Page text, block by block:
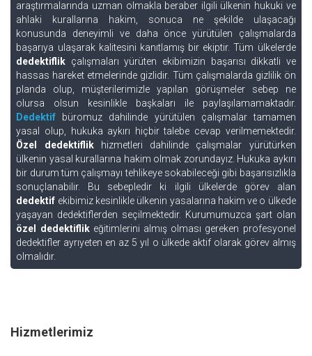
araştırmalarında uzman olmakla beraber ilgili ülkenin hukuki ve
ahlaki kurallarına hakim, sonuca ne şekilde ulaşacağı
konusunda deneyimli ve daha önce yürütülen çalışmalarda
başarıya ulaşarak kalitesini kanıtlamış bir ekiptir. Tüm ülkelerde
dedektiflik çalışmaları yürüten ekibimizin başarısı dikkatli ve
hassas hareket etmelerinde gizlidir. Tüm çalışmalarda gizlilik ön
planda olup, müşterilerimizle yapılan görüşmeler sebep ne
olursa olsun kesinlikle başkaları ile paylaşılamamaktadır.
Dedektif büromuz dahilinde yürütülen çalışmalar tamamen
yasal olup, hukuka aykırı hiçbir talebe cevap verilmemektedir.
Özel dedektiflikhizmetleri dahilinde çalışmalar yürütürken
ülkenin yasal kurallarına hakim olmak zorundayız. Hukuka aykırı
bir durum tüm çalışmayı tehlikeye sokabileceği gibi başarısızlıkla
sonuçlanabilir. Bu sebepledir ki ilgili ülkelerde görev alan
dedektif ekibimiz kesinlikle ülkenin yasalarına hakim ve o ülkede
yaşayan dedektiflerden seçilmektedir. Kurumumuzca şart olan
özel dedektiflikeğitimlerini almış olması gereken profesyonel
dedektifler ayrıyeten en az 5 yıl o ülkede aktif olarak görev almış
olmalıdır.
Hizmetlerimiz